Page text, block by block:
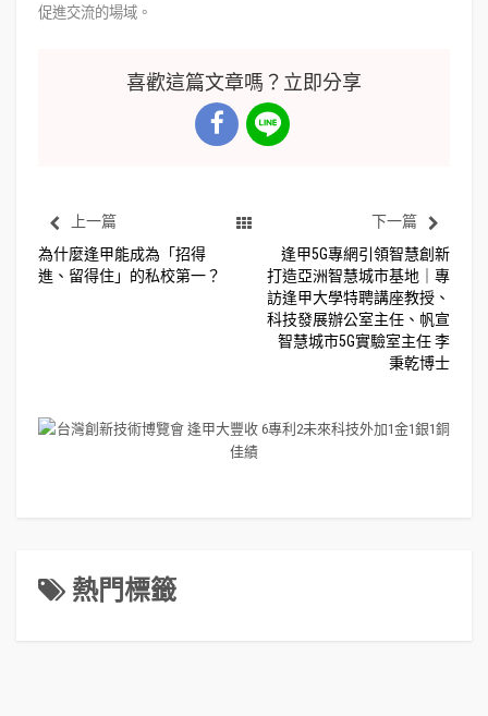
促進交流的場域。
喜歡這篇文章嗎？立即分享
上一篇
為什麼逢甲能成為「招得
進、留得住」的私校第一？
下一篇
逢甲5G專網引領智慧創新
打造亞洲智慧城市基地｜專
訪逢甲大學特聘講座教授、
科技發展辦公室主任、帆宣
智慧城市5G實驗室主任 李
秉乾博士
熱門標籤